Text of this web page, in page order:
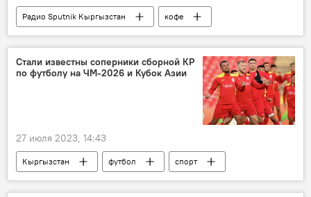
Радио Sputnik Кыргызстан
кофе
утро
здоровье
интервью
Андрей Шеповалов
Стали известны соперники сборной КР
по футболу на ЧМ-2026 и Кубок Азии
27 июля 2023, 14:43
Кыргызстан футбол
спорт
отбор
квалификация